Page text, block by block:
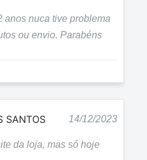
anos nuca tive problema
ou envio. Parabéns
SANTOS 14/12/2023
da loja, mas só hoje